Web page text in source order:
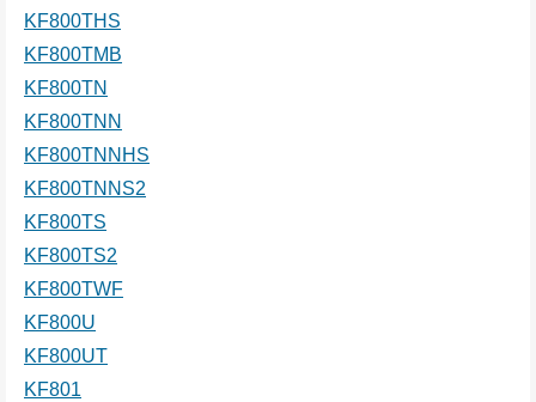
KF800THS
KF800TMB
KF800TN
KF800TNN
KF800TNNHS
KF800TNNS2
KF800TS
KF800TS2
KF800TWF
KF800U
KF800UT
KF801